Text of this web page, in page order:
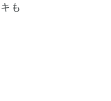
も